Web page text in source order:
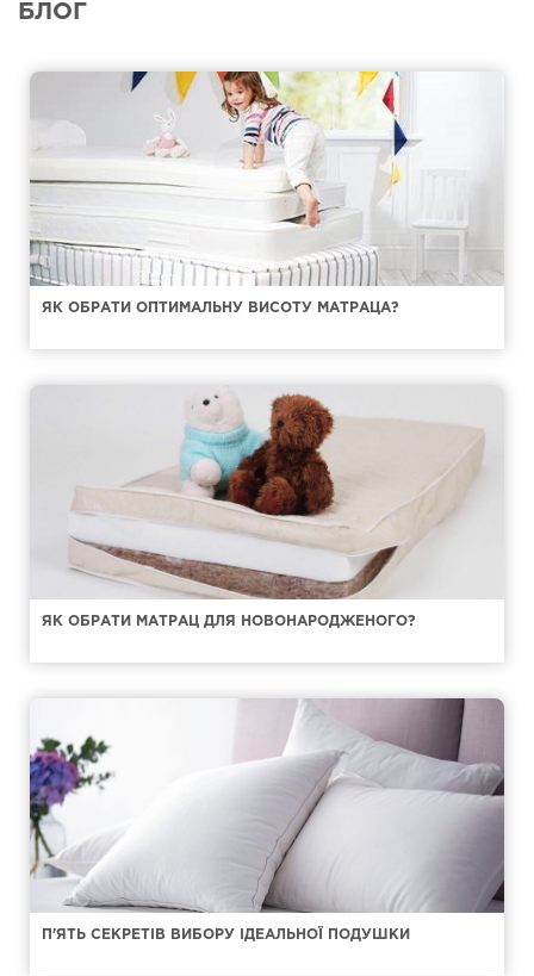
БЛОГ
ЯК ОБРАТИ ОПТИМАЛЬНУ ВИСОТУ МАТРАЦА?
ЯК ОБРАТИ МАТРАЦ ДЛЯ НОВОНАРОДЖЕНОГО?
П'ЯТЬ СЕКРЕТІВ ВИБОРУ ІДЕАЛЬНОЇ ПОДУШКИ